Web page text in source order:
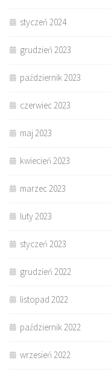
styczeń 2024
grudzień 2023
październik 2023
czerwiec 2023
maj 2023
kwiecień 2023
marzec 2023
luty 2023
styczeń 2023
grudzień 2022
listopad 2022
październik 2022
wrzesień 2022